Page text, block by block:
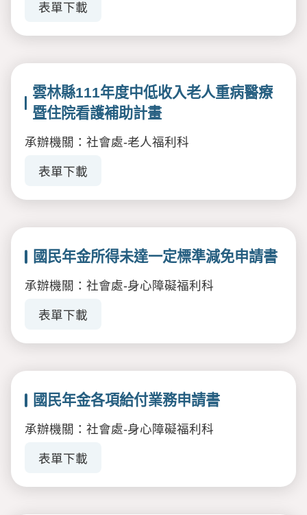
表單下載
雲林縣111年度中低收入老人重病醫療
暨住院看護補助計畫
承辦機關：社會處-老人福利科
表單下載
國民年金所得未達一定標準減免申請書
承辦機關：社會處-身心障礙福利科
表單下載
國民年金各項給付業務申請書
承辦機關：社會處-身心障礙福利科
表單下載